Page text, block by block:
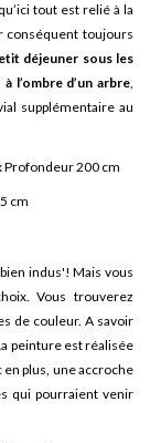
tout est relié à la
conséquent toujours
déjeuner sous les
l’ombre d’un arbre,
supplémentaire au
Profondeur 200 cm
cm
indus'!Mais vous
Vous trouverez
de couleur. A savoir
peinture est réalisée
plus, une accroche
qui pourraient venir